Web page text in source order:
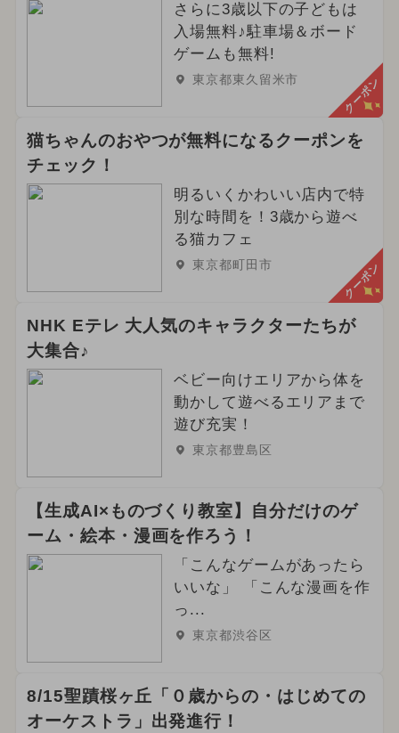
さらに3歳以下の子どもは
入場無料♪駐車場＆ボード
ゲームも無料!
東京都東久留米市 クーポン
猫ちゃんのおやつが無料になるクーポンを
チェック！
明るいくかわいい店内で特
別な時間を！3歳から遊べ
る猫カフェ
東京都町田市 クーポン
NHK Eテレ 大人気のキャラクターたちが
大集合♪
ベビー向けエリアから体を
動かして遊べるエリアまで
遊び充実！
東京都豊島区
【生成AI×ものづくり教室】自分だけのゲ
ーム・絵本・漫画を作ろう！
「こんなゲームがあったら
いいな」 「こんな漫画を作
っ...
東京都渋谷区
8/15聖蹟桜ヶ丘「０歳からの・はじめての
オーケストラ」出発進行！